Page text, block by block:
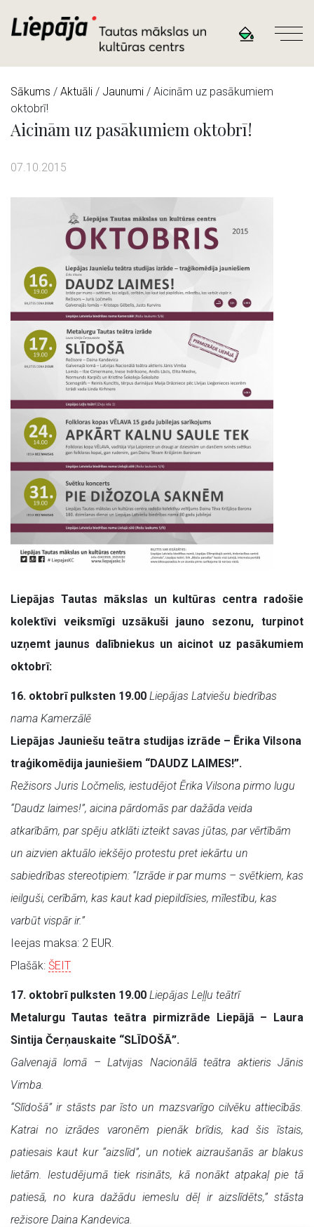
Sākums / Aktuāli / Jaunumi / Aicinām uz pasākumiem
oktobrī!
Aicinām uz pasākumiem oktobrī!
07.10.2015
Liepājas Tautas mākslas un kultūras centra radošie
kolektīvi veiksmīgi uzsākuši jauno sezonu, turpinot
uzņemt jaunus dalībniekus un aicinot uz pasākumiem
oktobrī:
16. oktobrī pulksten 19.00 Liepājas Latviešu biedrības
nama Kamerzālē
Liepājas Jauniešu teātra studijas izrāde – Ērika Vilsona
traģikomēdija jauniešiem “DAUDZ LAIMES!”.
Režisors Juris Ločmelis, iestudējot Ērika Vilsona pirmo lugu
“Daudz laimes!”, aicina pārdomās par dažāda veida
atkarībām, par spēju atklāti izteikt savas jūtas, par vērtībām
un aizvien aktuālo iekšējo protestu pret iekārtu un
sabiedrības stereotipiem: “Izrāde ir par mums – svētkiem, kas
ieilguši, cerībām, kas kaut kad piepildīsies, mīlestību, kas
varbūt vispār ir.”
Ieejas maksa: 2 EUR.
Plašāk: ŠEIT
17. oktobrī pulksten 19.00 Liepājas Leļļu teātrī
Metalurgu Tautas teātra pirmizrāde Liepājā – Laura
Sintija Čerņauskaite “SLĪDOŠĀ”.
Galvenajā lomā – Latvijas Nacionālā teātra aktieris Jānis
Vimba.
“Slīdošā” ir stāsts par īsto un mazsvarīgo cilvēku attiecībās.
Katrai no izrādes varonēm pienāk brīdis, kad šis īstais,
patiesais kaut kur “aizslīd”, un notiek aizraušanās ar blakus
lietām. Iestudējumā tiek risināts, kā nonākt atpakaļ pie tā
patiesā, no kura dažādu iemeslu dēļ ir aizslīdēts,” stāsta
režisore Daina Kandevica.